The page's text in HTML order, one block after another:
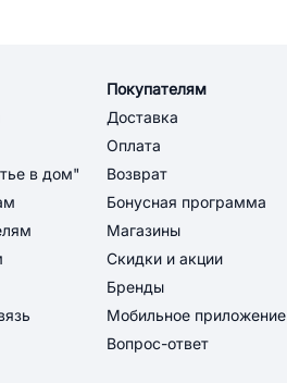
в дом"
Покупателям
Доставка
Оплата
Возврат
Бонусная программа
Магазины
Скидки и акции
Бренды
Мобильное приложение
Вопрос-ответ